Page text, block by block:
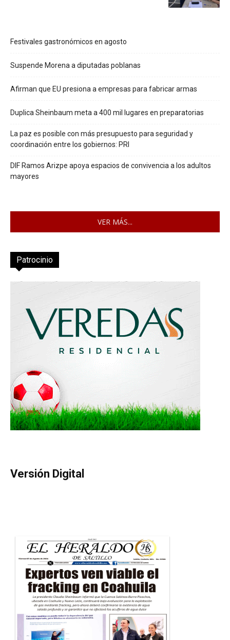
Festivales gastronómicos en agosto
Suspende Morena a diputadas poblanas
Afirman que EU presiona a empresas para fabricar armas
Duplica Sheinbaum meta a 400 mil lugares en preparatorias
La paz es posible con más presupuesto para seguridad y
coordinación entre los gobiernos: PRI
DIF Ramos Arizpe apoya espacios de convivencia a los adultos
mayores
VER MÁS...
Patrocinio
Versión Digital